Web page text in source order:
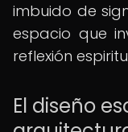
imbuido de
espacio que
reflexión
El diseño